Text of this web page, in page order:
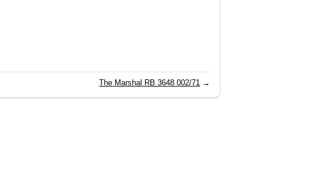
The Marshal RB 3648 002/71 →